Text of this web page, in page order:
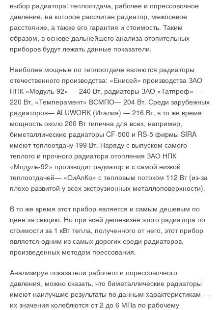
выбор радиатора: теплоотдача, рабочее и опрессовочное
давление, на которое рассчитан радиатор, межосевое
расстояние, а также его гарантия и стоимость. Таким
образом, в основе дальнейшего анализа отопительных
приборов будут лежать данные показатели.
Наиболее мощные по теплоотдаче являются радиаторы
отечественного производства: «Енисей» производства ЗАО
НПК «Модуль-92» — 240 Вт, радиаторы ЗАО «Татпроф» —
220 Вт, «Темперамент» ВСМПО— 204 Вт. Среди зарубежных
радиаторов— ALUWORK (Италия) — 216 Вт, в то же время
мощность около 200 Вт типична для всех, например,
биметаллические радиаторы CF-500 и RS-5 фирмы SIRA
имеют теплоотдачу 199 Вт. Наряду с выпуском самого
теплого и прочного радиатора отопления ЗАО НПК
«Модуль-92» производит радиатор и с самой низкой
теплоотдачей— «СиАлКо» с тепловым потоком 112 Вт (из-за
плохо развитой у всех экструзионных металлоповерхности).
В то же время этот прибор является и самым дешевым по
цене за секцию. Но при всей дешевизне этого радиатора по
стоимости за 1 кВт тепла, полученного от него, этот прибор
является одним из самых дорогих среди радиаторов,
произведенных методом прессования.
Анализируя показатели рабочего и опрессовочного
давления, можно сказать, что биметаллические радиаторы
имеют наилучшие результаты по данным характеристикам —
их значения колеблются от 2 до 6 МПа по рабочему